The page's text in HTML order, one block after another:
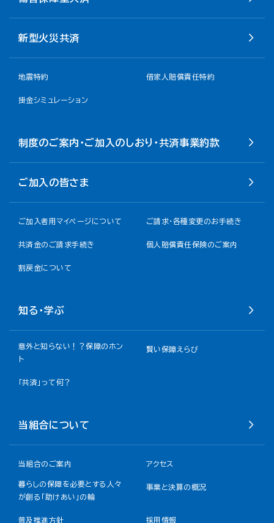
新型火災共済
地震特約 借家人賠償責任特約
掛金シミュレーション
制度のご案内・ご加入のしおり・共済事業約款
ご加入の皆さま
ご加入者用マイページについて ご請求・各種変更のお手続き
共済金のご請求手続き 個人賠償責任保険のご案内
割戻金について​
知る・学ぶ
意外と知らない！？保障のホン
ト
賢い保障えらび
「共済」って何？
当組合について
当組合のご案内 アクセス
暮らしの保障を必要とする人々
が創る「助けあい」の輪
事業と決算の概況
普及推進方針 採用情報